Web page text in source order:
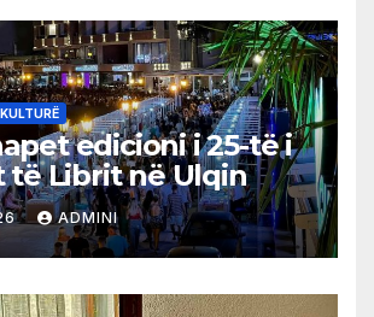
KULTURË
edicioni i 25-të i
të Librit në Ulqin
ADMINI